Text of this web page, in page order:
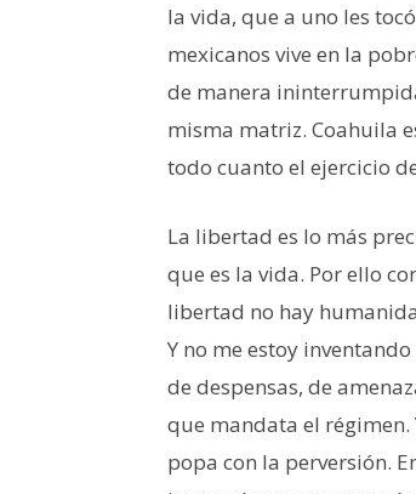
la vida, que a uno les
mexicanos vive en la
de manera
misma matriz. Coahuila
todo cuanto el ejercicio
La libertad es lo más
que es la vida. Por ello
libertad no hay
Y no me estoy
de despensas, de
que mandata el régimen.
popa con la perversión.